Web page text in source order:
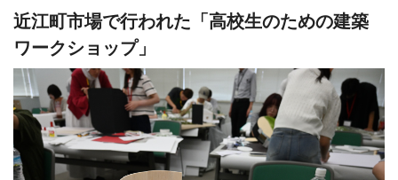
近江町市場で行われた「高校生のための建築
ワークショップ」